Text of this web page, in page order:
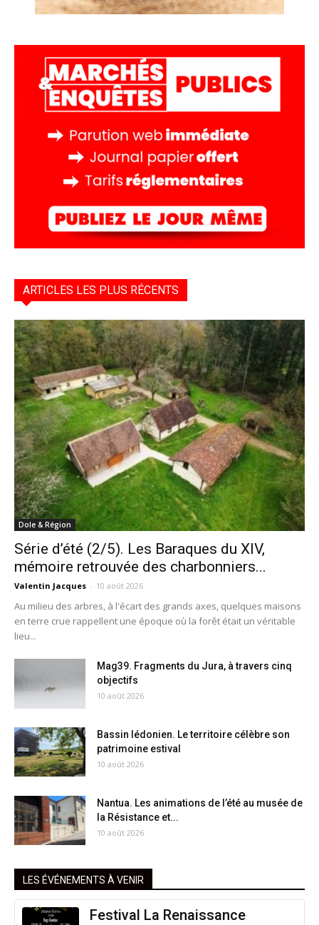
ARTICLES LES PLUS RÉCENTS
Dole & Région
Série d’été (2/5). Les Baraques du XIV,
mémoire retrouvée des charbonniers...
Valentin Jacques - 10 août 2026
Au milieu des arbres, à l'écart des grands axes, quelques maisons
en terre crue rappellent une époque où la forêt était un véritable
lieu...
Mag39. Fragments du Jura, à travers cinq
objectifs
10 août 2026
Bassin lédonien. Le territoire célèbre son
patrimoine estival
10 août 2026
Nantua. Les animations de l’été au musée de
la Résistance et...
10 août 2026
LES ÉVÉNEMENTS À VENIR
Festival La Renaissance